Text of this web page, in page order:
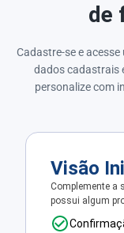
de
Cadastre-se e
dados cadastrais
personalize com
Visão
Complemente a
possui algum